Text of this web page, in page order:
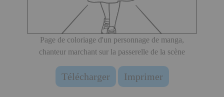
Page de coloriage d'un personnage de manga,
chanteur marchant sur la passerelle de la scène
Télécharger Imprimer